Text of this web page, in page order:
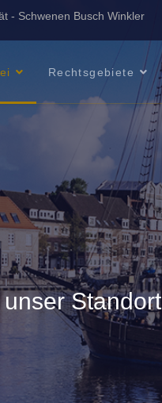
- Schwenen Busch Winkler
Rechtsgebiete
Standort